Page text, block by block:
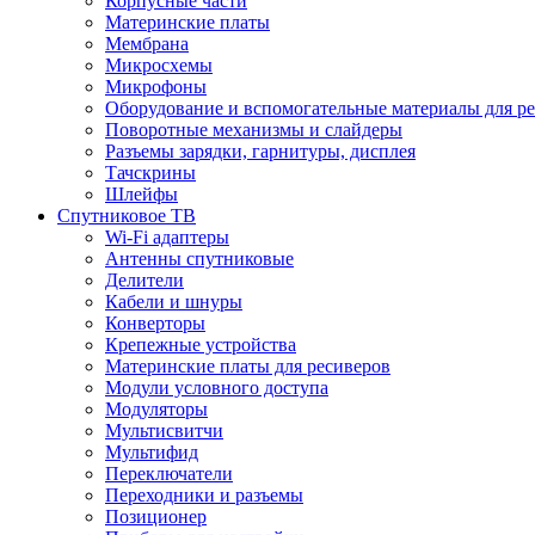
Материнские платы
Мембрана
Микросхемы
Микрофоны
Оборудование и вспомогательные материалы для
Поворотные механизмы и слайдеры
Разъемы зарядки, гарнитуры, дисплея
Тачскрины
Шлейфы
Спутниковое ТВ
Wi-Fi адаптеры
Антенны спутниковые
Делители
Кабели и шнуры
Конверторы
Крепежные устройства
Материнские платы для ресиверов
Модули условного доступа
Модуляторы
Мультисвитчи
Мультифид
Переключатели
Переходники и разъемы
Позиционер